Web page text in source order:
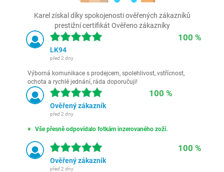
Karel získal díky spokojenosti ověřených zákazníků
prestižní certifikát Ověřeno zákazníky
100 %
LK94
před 2 dny
Výborná komunikace s prodejcem, spolehlivost, vstřícnost,
ochota a rychlé jednání, ráda doporučuji!
100 %
Ověřený zákazník
před 2 dny
Vše přesně odpovídalo fotkám inzerovaného zoží.
100 %
Ověřený zákazník
před 2 dny